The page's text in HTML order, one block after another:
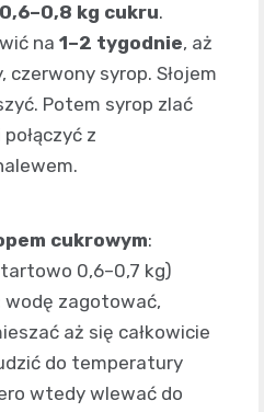
0,6–0,8 kg cukru.
na 1–2 tygodnie, aż
syrop. Słojem
Potem syrop zlać
z
cukrowym:
0,6–0,7 kg)
zagotować,
aż się całkowicie
do temperatury
wtedy wlewać do